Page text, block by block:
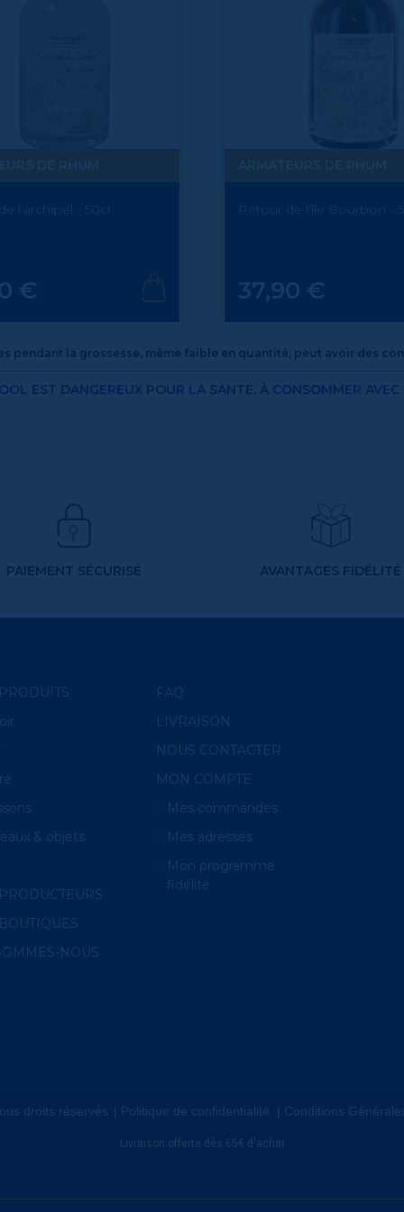
DE RHUM
l'archipel - 50cl
€
ARMATEURS DE RHUM
Retour de l'île Bourbon -
Prix
37,90 €
pendant la grossesse, même faible en quantité, peut avoir des
EST DANGEREUX POUR LA SANTÉ, À CONSOMMER
PAIEMENT SÉCURISÉ AVANTAGES FIDÉLITÉ
& objets
NOUS
FAQ
LIVRAISON
NOUS CONTACTER
MON COMPTE
Mes commandes
Mes adresses
Mon programme
fidélité
droits réservés Politique de confidentialité Conditions
Livraison offerte dès 65€ d'achat